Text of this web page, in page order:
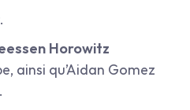
Horowitz
ainsi qu’Aidan Gomez